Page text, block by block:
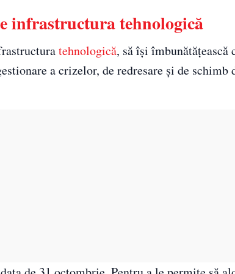
infrastructura tehnologică
tehnologică, să își îmbunătățească
a crizelor, de redresare și de schimb